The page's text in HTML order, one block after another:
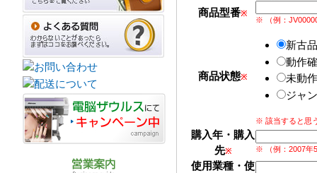
商品型番※
※ （例：
商品状態※
新古品
動作
未動
ジャ
※ 該当すると思
購入年・購入
先※ ※ （例：2007年
使用業種・使